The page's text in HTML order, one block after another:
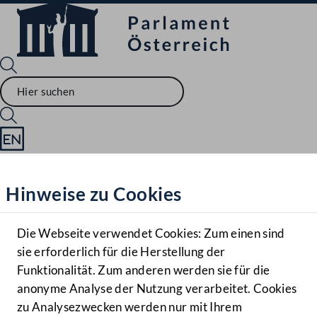
Hilfe
Benutzer
Navigationsmenü öffnen
MENÜ
Hinweise zu Cookies
Die Webseite verwendet Cookies: Zum einen sind
sie erforderlich für die Herstellung der
Funktionalität. Zum anderen werden sie für die
anonyme Analyse der Nutzung verarbeitet. Cookies
zu Analysezwecken werden nur mit Ihrem